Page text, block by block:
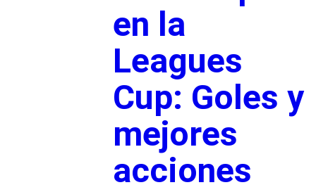
en la
Leagues
Cup: Goles y
mejores
acciones